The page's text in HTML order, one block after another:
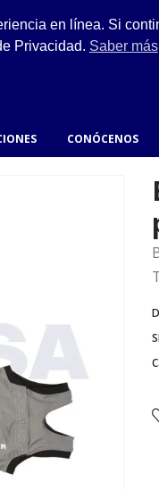
A. Madero.
CONÓCENOS
en línea. Si
Privacidad. Saber más